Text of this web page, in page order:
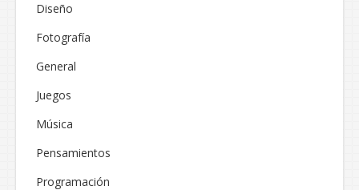
Diseño
Fotografía
General
Juegos
Música
Pensamientos
Programación